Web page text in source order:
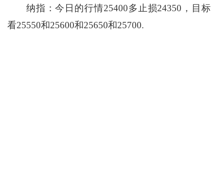
纳指：今日的行情25400多止损24350，目标
看25550和25600和25650和25700.